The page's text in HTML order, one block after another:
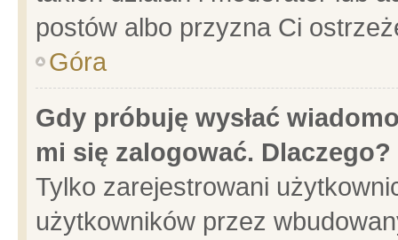
postów albo przyzna Ci
Góra
Gdy próbuję wysłać
mi się zalogować. Dlaczego?
Tylko zarejestrowani
użytkowników przez